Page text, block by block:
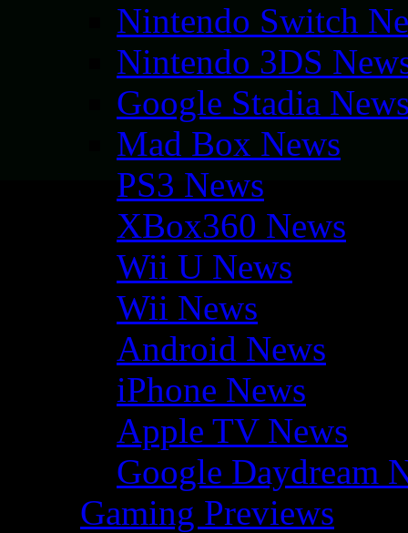
Nintendo Switch
Nintendo 3DS
Google Stadia
Mad Box News
PS3 News
XBox360 News
Wii U News
Wii News
Android News
iPhone News
Apple TV News
Google Daydream
Gaming Previews